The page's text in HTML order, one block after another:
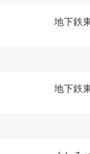
地下鉄
地下鉄